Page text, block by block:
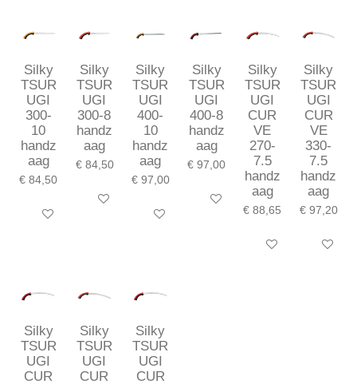
Silky
TSUR
UGI
300-
10
handz
aag
€ 84,50
In winkelwagen
Silky
TSUR
UGI
300-8
handz
aag
€ 84,50
In winkelwagen
Silky
TSUR
UGI
400-
10
handz
aag
€ 97,00
In winkelwagen
Silky
TSUR
UGI
400-8
handz
aag
€ 97,00
In winkelwagen
Silky
TSUR
UGI
CUR
VE
270-
7.5
handz
aag
€ 88,65
In winkelwagen
Silky
TSUR
UGI
CUR
VE
330-
7.5
handz
aag
€ 97,20
In
Silky
TSUR
UGI
CUR
Silky
TSUR
UGI
CUR
Silky
TSUR
UGI
CUR